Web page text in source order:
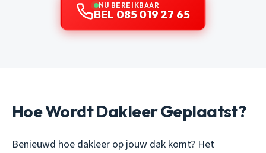
NU BEREIKBAAR
BEL 085 019 27 65
Hoe Wordt Dakleer Geplaatst?
Benieuwd hoe dakleer op jouw dak komt? Het